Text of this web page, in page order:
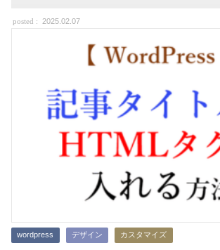
2025.02.07
wordpress デザイン カスタマイズ